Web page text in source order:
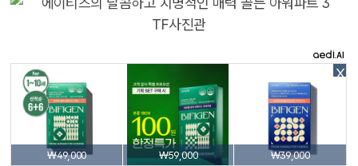
X
₩49,000 ₩59,000 ₩39,000